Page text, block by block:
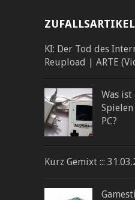
ZUFALLSARTIKEL
KI: Der Tod des
Reupload | ARTE
Was ist
PC?
Kurz Gemixt :::